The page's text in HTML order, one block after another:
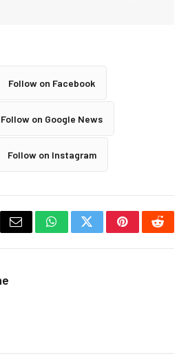
Follow on Facebook
Follow on Google News
Follow on Instagram
Email WhatsAppTwitterPinterest